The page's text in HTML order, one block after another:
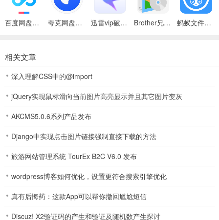
百度网盘绿色免安装Pc电脑版 夸克网盘官方正式版 迅雷vip破解版永久会员2024版 Brother兄弟 MFC-8480DN多功能一体机ISIS驱动 蚂蚁文件（数据恢复大师）
相关文章
深入理解CSS中的@import
jQuery实现鼠标滑向当前图片高亮显示并且其它图片变灰
AKCMS5.0.6系列产品发布
Django中实现点击图片链接强制直接下载的方法
旅游网站管理系统 TourEx B2C V6.0 发布
wordpress博客如何优化，设置更符合搜索引擎优化
真有后悔药：这款App可以帮你撤回尴尬短信
Discuz! X2验证码的产生和验证及随机数产生探讨